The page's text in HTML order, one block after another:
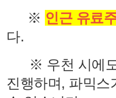
※ 인근 유료
다.
※ 우천 시에도
진행하며, 파믹스